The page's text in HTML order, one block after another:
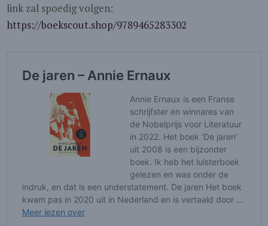
link zal spoedig volgen:
https://boekscout.shop/9789465283302